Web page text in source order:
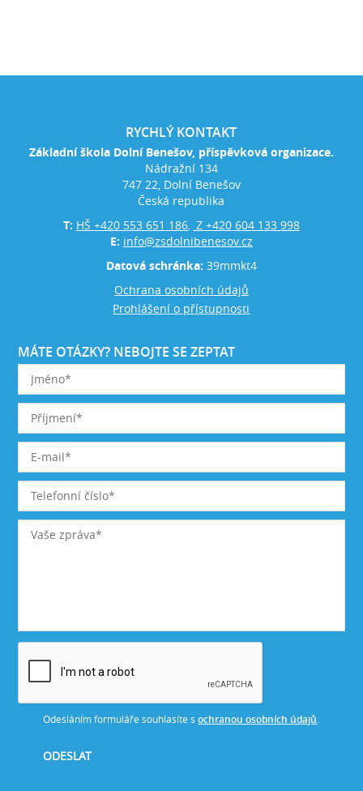
RYCHLÝ KONTAKT
Základní škola Dolní Benešov, příspěvková organizace.
Nádražní 134
747 22, Dolní Benešov
Česká republika
T: HŠ +420 553 651 186, Z +420 604 133 998
E: info@zsdolnibenesov.cz
Datová schránka: 39mmkt4
Ochrana osobních údajů
Prohlášení o přístupnosti
MÁTE OTÁZKY? NEBOJTE SE ZEPTAT
Odesláním formuláře souhlasíte sochranou osobních údajů